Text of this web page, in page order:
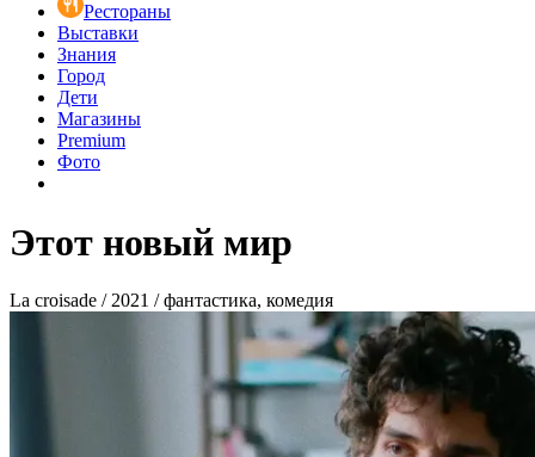
Рестораны
Выставки
Знания
Город
Дети
Магазины
Premium
Фото
Этот новый мир
La croisade / 2021 / фантастика, комедия